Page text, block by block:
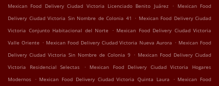
Mexican Food Delivery Ciudad Victoria Licenciado Benito Juárez
.
Mexican Food
Delivery Ciudad Victoria Sin Nombre de Colonia 41 . Mexican Food Delivery Ciudad
Victoria Conjunto Habitacional del Norte
. Mexican Food Delivery Ciudad Victoria
Valle Oriente . Mexican Food Delivery Ciudad Victoria Nueva Aurora . Mexican Food
Delivery Ciudad Victoria Sin Nombre de Colonia 9 . Mexican Food Delivery Ciudad
Victoria Residencial Selectas
.
Mexican Food Delivery Ciudad Victoria Hogares
Modernos . Mexican Food Delivery Ciudad Victoria Quinta Laura . Mexican Food